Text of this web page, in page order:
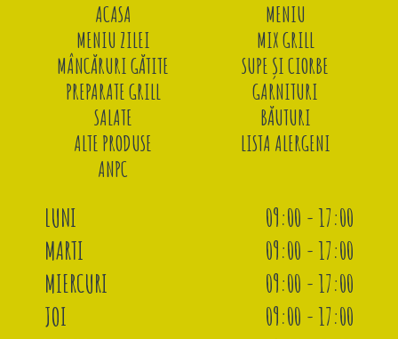
ACASA
MENIU
MENIU ZILEI
MIX GRILL
MÂNCĂRURI GĂTITE
SUPE ȘI CIORBE
PREPARATE GRILL
GARNITURI
SALATE
BĂUTURI
ALTE PRODUSE
LISTA ALERGENI
ANPC
LUNI
09:00 - 17:00
MARTI
09:00 - 17:00
MIERCURI
09:00 - 17:00
JOI
09:00 - 17:00